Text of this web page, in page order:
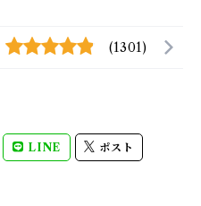
(1301)
LINE ポスト